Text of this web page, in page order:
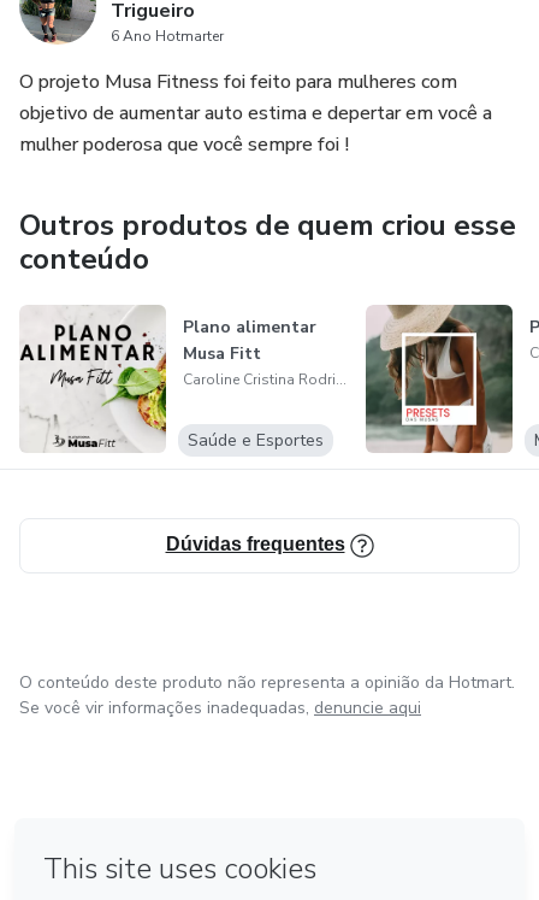
Trigueiro
6 Ano Hotmarter
O projeto Musa Fitness foi feito para mulheres com
objetivo de aumentar auto estima e depertar em você a
mulher poderosa que você sempre foi !
Outros produtos de quem criou esse
conteúdo
Plano alimentar
Musa Fitt
Caroline Cristina Rodrigues Fagundes Trigueiro
Saúde e Esportes
Dúvidas frequentes
O conteúdo deste produto não representa a opinião da Hotmart.
Se você vir informações inadequadas, denuncie aqui